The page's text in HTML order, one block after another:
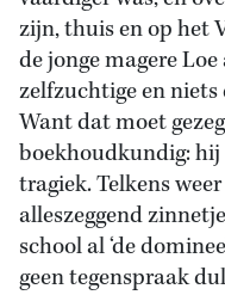
zijn, thuis en op het
de jonge magere
zelfzuchtige en
Want dat moet
boekhoudkundig:
tragiek. Telkens
alleszeggend
school al ‘de
geen tegenspraak